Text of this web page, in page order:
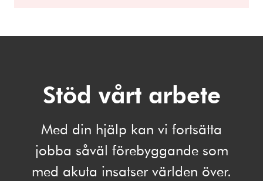
Stöd vårt arbete
Med din hjälp kan vi fortsätta
jobba såväl förebyggande som
med akuta insatser världen över.